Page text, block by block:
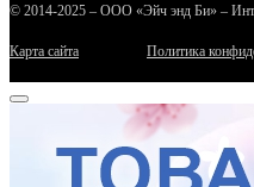
© 2014-2025 – ООО «Эйч энд Би» –
Карта сайта Политика